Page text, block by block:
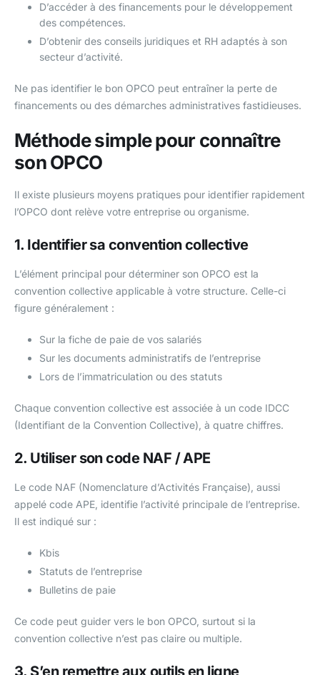
D’accéder à des financements pour le développement
des compétences.
D’obtenir des conseils juridiques et RH adaptés à son
secteur d’activité.
Ne pas identifier le bon OPCO peut entraîner la perte de
financements ou des démarches administratives fastidieuses.
Méthode simple pour connaître
son OPCO
Il existe plusieurs moyens pratiques pour identifier rapidement
l’OPCO dont relève votre entreprise ou organisme.
1. Identifier sa convention collective
L’élément principal pour déterminer son OPCO est la
convention collective applicable à votre structure. Celle-ci
figure généralement :
Sur la fiche de paie de vos salariés
Sur les documents administratifs de l’entreprise
Lors de l’immatriculation ou des statuts
Chaque convention collective est associée à un code IDCC
(Identifiant de la Convention Collective), à quatre chiffres.
2. Utiliser son code NAF / APE
Le code NAF (Nomenclature d’Activités Française), aussi
appelé code APE, identifie l’activité principale de l’entreprise.
Il est indiqué sur :
Kbis
Statuts de l’entreprise
Bulletins de paie
Ce code peut guider vers le bon OPCO, surtout si la
convention collective n’est pas claire ou multiple.